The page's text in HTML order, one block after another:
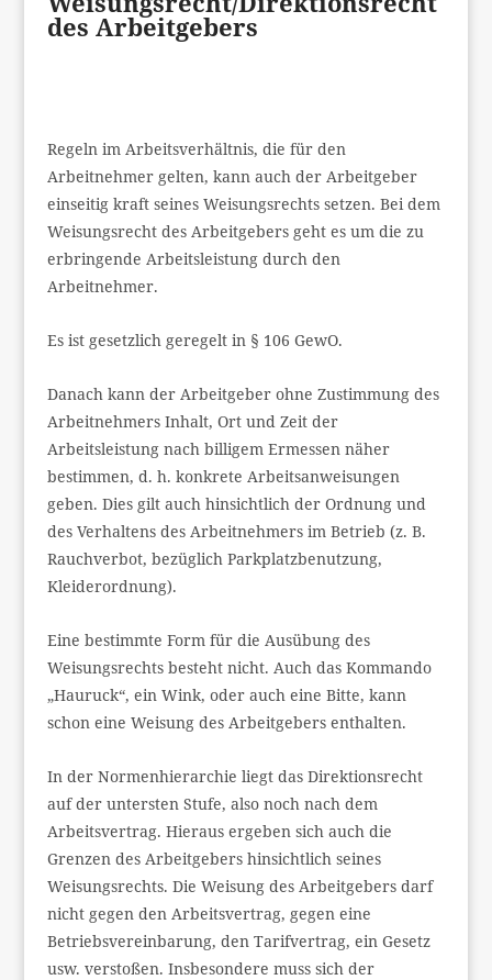
des Arbeitgebers
Regeln im Arbeitsverhältnis, die für den
Arbeitnehmer gelten, kann auch der Arbeitgeber
einseitig kraft seines Weisungsrechts setzen. Bei dem
Weisungsrecht des Arbeitgebers geht es um die zu
erbringende Arbeitsleistung durch den
Arbeitnehmer.
Es ist gesetzlich geregelt in § 106 GewO.
Danach kann der Arbeitgeber ohne Zustimmung des
Arbeitnehmers Inhalt, Ort und Zeit der
Arbeitsleistung nach billigem Ermessen näher
bestimmen, d. h. konkrete Arbeitsanweisungen
geben. Dies gilt auch hinsichtlich der Ordnung und
des Verhaltens des Arbeitnehmers im Betrieb (z. B.
Rauchverbot, bezüglich Parkplatzbenutzung,
Kleiderordnung).
Eine bestimmte Form für die Ausübung des
Weisungsrechts besteht nicht. Auch das Kommando
„Hauruck“, ein Wink, oder auch eine Bitte, kann
schon eine Weisung des Arbeitgebers enthalten.
In der Normenhierarchie liegt das Direktionsrecht
auf der untersten Stufe, also noch nach dem
Arbeitsvertrag. Hieraus ergeben sich auch die
Grenzen des Arbeitgebers hinsichtlich seines
Weisungsrechts. Die Weisung des Arbeitgebers darf
nicht gegen den Arbeitsvertrag, gegen eine
Betriebsvereinbarung, den Tarifvertrag, ein Gesetz
usw. verstoßen. Insbesondere muss sich der